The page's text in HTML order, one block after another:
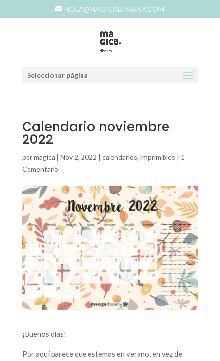
HOLA@MAGICADISSENY.COM
Seleccionar página
Calendario noviembre
2022
pormagica | Nov 2, 2022 | calendarios, Imprimibles | 1
Comentario
¡Buenos días!
Por aquí parece que estemos en verano, en vez de